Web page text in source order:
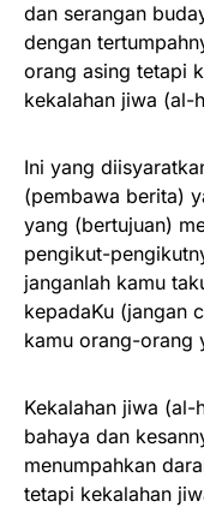
dan serangan
dengan
orang asing tetapi
kekalahan jiwa (al-
Ini yang
(pembawa berita)
yang (bertujuan)
pengikut-
janganlah kamu
kepadaKu (jangan
kamu orang-orang
Kekalahan jiwa
bahaya dan
menumpahkan
tetapi kekalahan